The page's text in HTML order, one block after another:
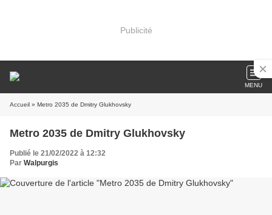
Publicité
MENU
Accueil » Metro 2035 de Dmitry Glukhovsky
Metro 2035 de Dmitry Glukhovsky
Publié le 21/02/2022 à 12:32
Par Walpurgis